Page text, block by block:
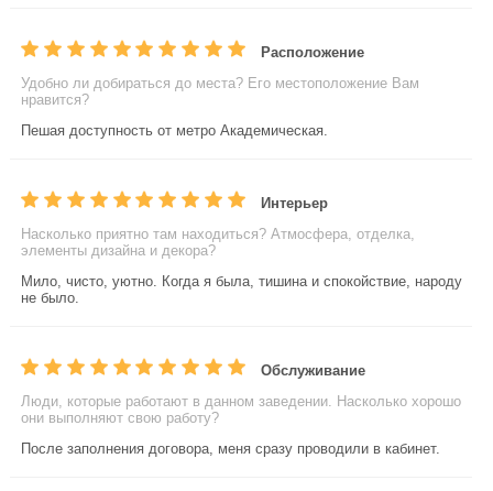
Расположение
Удобно ли добираться до места? Его местоположение Вам
нравится?
Пешая доступность от метро Академическая.
Интерьер
Насколько приятно там находиться? Атмосфера, отделка,
элементы дизайна и декора?
Мило, чисто, уютно. Когда я была, тишина и спокойствие, народу
не было.
Обслуживание
Люди, которые работают в данном заведении. Насколько хорошо
они выполняют свою работу?
После заполнения договора, меня сразу проводили в кабинет.